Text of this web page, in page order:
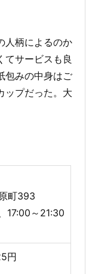
人柄によるのか
てサービスも良
包みの中身はご
ップだった。大
町393
17:00～21:30
円